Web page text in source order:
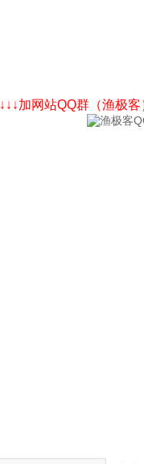
↓↓↓加网站QQ群（渔极